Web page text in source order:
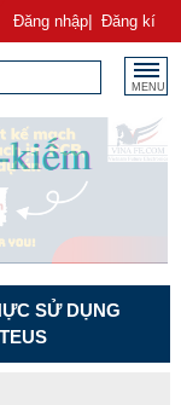
Đăng nhập| Đăng kí
MENU
SỬ DỤNG